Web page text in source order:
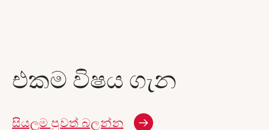
එකම විෂය ගැන
සියලුම පුවත් බලන්න